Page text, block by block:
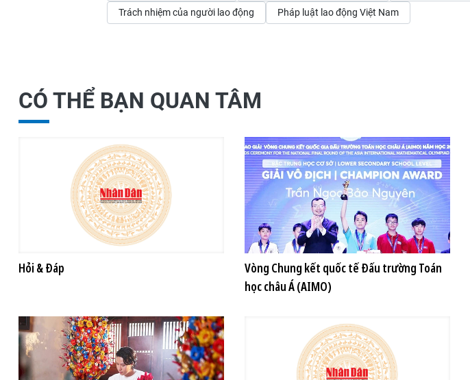
Trách nhiệm của người lao động Pháp luật lao động Việt Nam
CÓ THỂ BẠN QUAN TÂM
Hỏi & Đáp
Vòng Chung kết quốc tế Đấu trường Toán
học châu Á (AIMO)